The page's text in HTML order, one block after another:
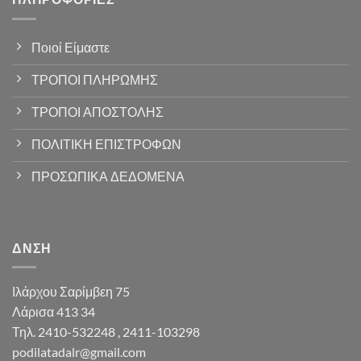
Ποιοί Είμαστε
ΤΡΟΠΟΙ ΠΛΗΡΩΜΗΣ
ΤΡΟΠΟΙ ΑΠΟΣΤΟΛΗΣ
ΠΟΛΙΤΙΚΗ ΕΠΙΣΤΡΟΦΩΝ
ΠΡΟΣΩΠΙΚΑ ΔΕΔΟΜΕΝΑ
ΔΝΣΗ
Ιλάρχου Σαρίμβεη 75
Λάρισα 413 34
Τηλ. 2410-532248 , 2411-103298
podilatadalr@gmail.com